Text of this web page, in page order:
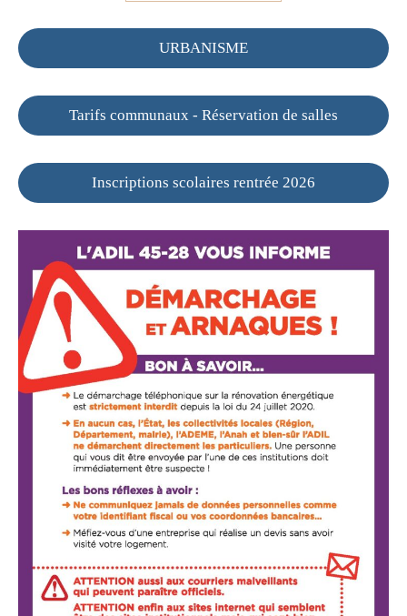
URBANISME
Tarifs communaux - Réservation de salles
Inscriptions scolaires rentrée 2026